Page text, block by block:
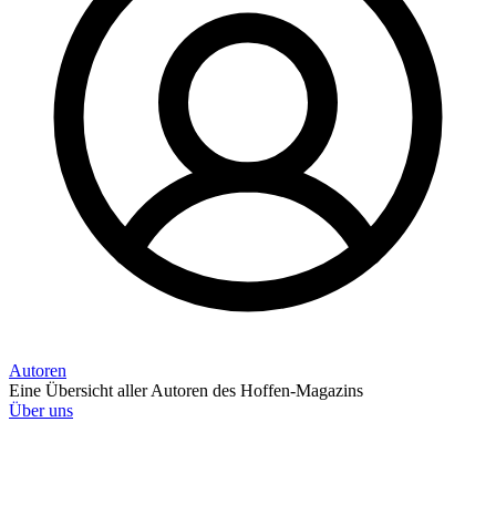
Autoren
Eine Übersicht aller Autoren des Hoffen-Magazins
Über uns